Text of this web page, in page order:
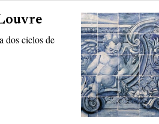
dos ciclos de